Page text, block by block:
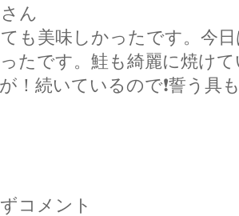
ん
も美味しかったです。今
たです。鮭も綺麗に焼け
！続いているので❗誓う具
コメント